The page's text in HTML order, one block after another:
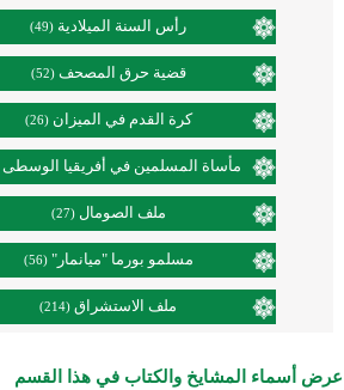
رأس السنة الميلادية (49)
قضية حرق المصحف (52)
كرة القدم في الميزان (26)
مأساة المسلمين في أفريقيا الوسطى
ملف الصومال (27)
مسلمو بورما "ميانمار" (56)
ملف الاستشراق (214)
عرض أسماء المشايخ والكتاب في هذا القسم